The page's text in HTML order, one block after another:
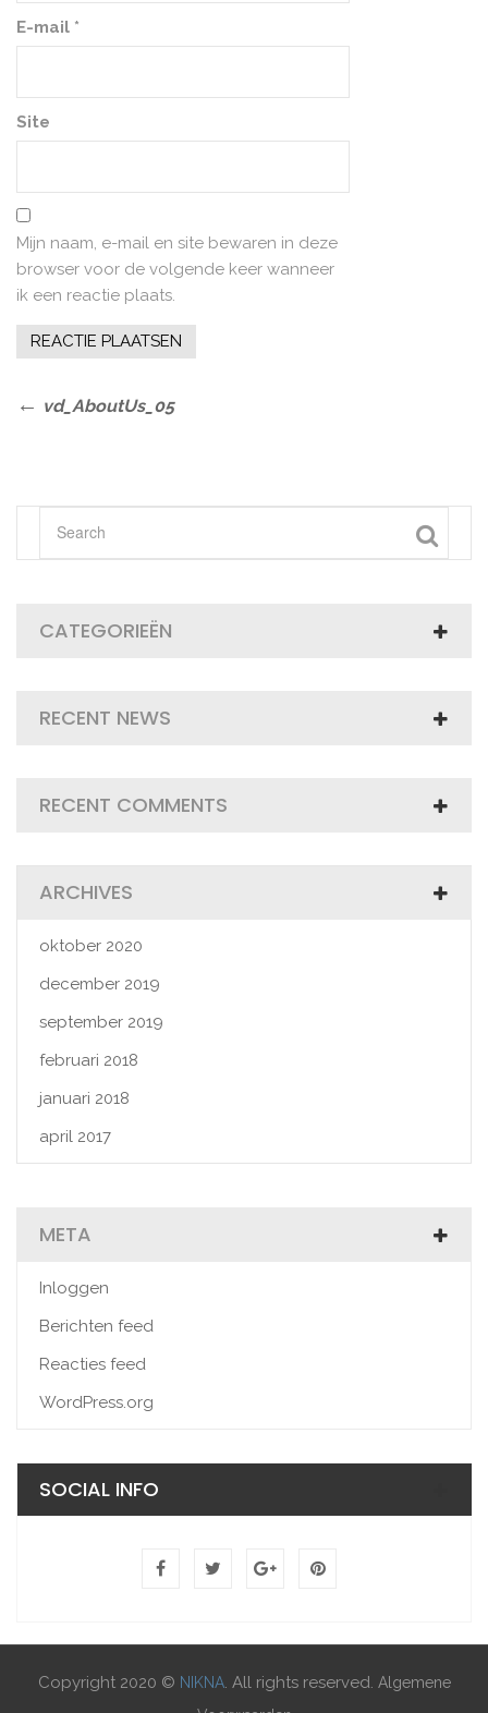
E-mail *
Site
Mijn naam, e-mail en site bewaren in deze
browser voor de volgende keer wanneer
ik een reactie plaats.
Bericht
Previous
vd_AboutUs_05
CATEGORIEËN
RECENT NEWS
RECENT COMMENTS
ARCHIVES
oktober 2020
december 2019
september 2019
februari 2018
januari 2018
april 2017
META
Inloggen
Berichten feed
Reacties feed
WordPress.org
SOCIAL INFO
Copyright 2020 © NIKNA. All rights reserved. Algemene